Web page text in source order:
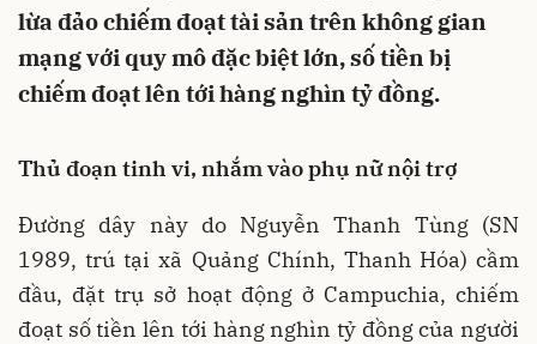
lừa đảo chiếm đoạt tài sản trên không gian
mạng với quy mô đặc biệt lớn, số tiền bị
chiếm đoạt lên tới hàng nghìn tỷ đồng.
Thủ đoạn tinh vi, nhắm vào phụ nữ nội trợ
Đường dây này do Nguyễn Thanh Tùng (SN
1989, trú tại xã Quảng Chính, Thanh Hóa) cầm
đầu, đặt trụ sở hoạt động ở Campuchia, chiếm
đoạt số tiền lên tới hàng nghìn tỷ đồng của người